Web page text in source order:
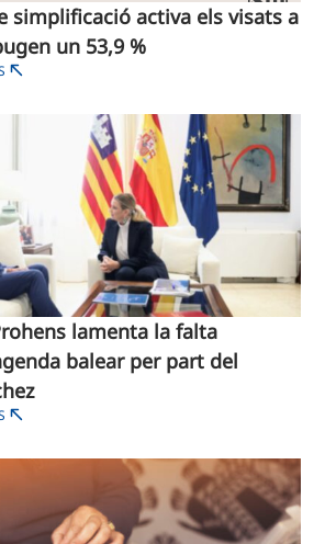
simplificació activa els visats a
un 53,9 %
lamenta la falta
balear per part del